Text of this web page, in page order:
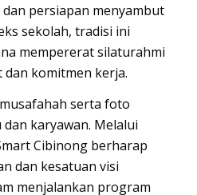
persiapan menyambut
sekolah, tradisi ini
mempererat silaturahmi
komitmen kerja.
serta foto
karyawan. Melalui
Cibinong berharap
dan kesatuan visi
menjalankan program